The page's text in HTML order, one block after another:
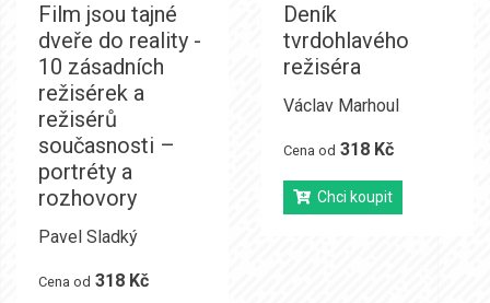
Film jsou tajné
dveře do reality -
10 zásadních
režisérek a
režisérů
současnosti –
portréty a
rozhovory
Pavel Sladký
Cena od 318 Kč
Deník
tvrdohlavého
režiséra
Václav Marhoul
Cena od 318 Kč
Chci koupit